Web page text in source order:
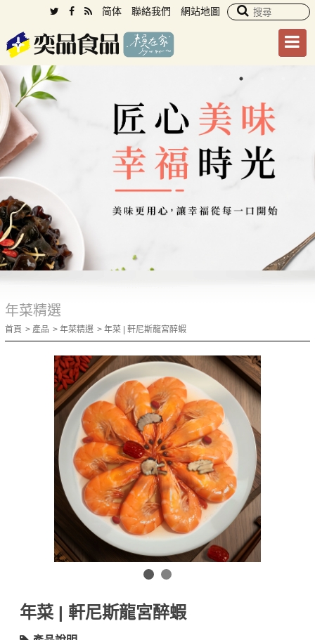
简体 聯絡我們 網站地圖
年菜精選
首頁 產品 年菜精選 年菜 | 軒尼斯龍宮醉蝦
年菜 | 軒尼斯龍宮醉蝦